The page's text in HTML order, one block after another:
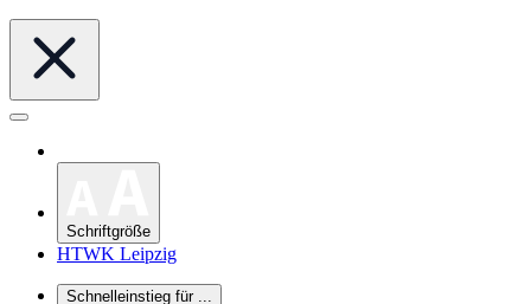
Schriftgröße
HTWK Leipzig
Schnelleinstieg für ...